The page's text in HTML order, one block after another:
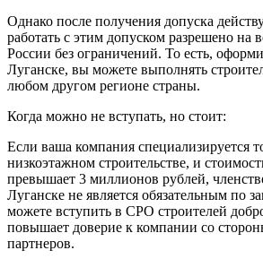
Однако после получения допуска
работать с этим допуском разрешено на
России без ограничений. То есть,
Луганске, вы можете выполнять
любом другом регионе страны.
Когда можно не вступать, но стоит:
Если ваша компания специализируется
низкоэтажном строительстве, и
превышает 3 миллионов рублей,
Луганске не является обязательным по
можете вступить в СРО строителей
повышает доверие к компании со
партнеров.